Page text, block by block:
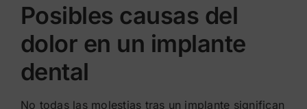
Posibles causas del
dolor en un implante
dental
No todas las molestias tras un implante significan